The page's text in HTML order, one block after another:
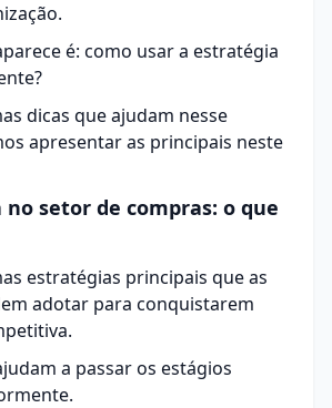
é: como usar a estratégia
dicas que ajudam nesse
apresentar as principais neste
setor de compras: o que
estratégias principais que as
adotar para conquistarem
a passar os estágios